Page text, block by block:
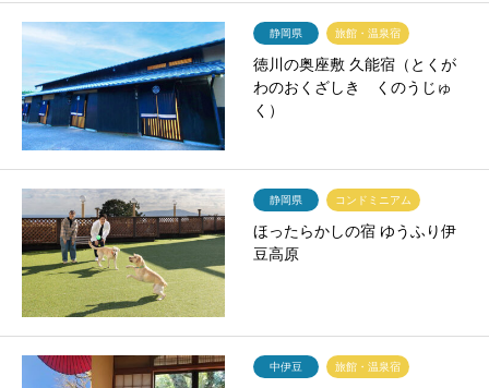
静岡県 旅館・温泉宿
徳川の奥座敷 久能宿（とくが
わのおくざしき くのうじゅ
く）
静岡県 コンドミニアム
ほったらかしの宿 ゆうふり伊
豆高原
中伊豆 旅館・温泉宿